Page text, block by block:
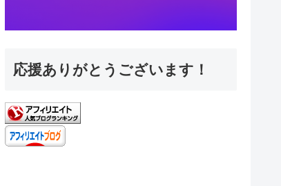
応援ありがとうございます！